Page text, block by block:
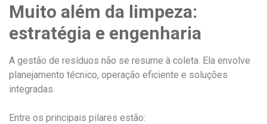
Muito além da limpeza:
estratégia e engenharia
A gestão de resíduos não se resume à coleta. Ela envolve
planejamento técnico, operação eficiente e soluções
integradas.
Entre os principais pilares estão: